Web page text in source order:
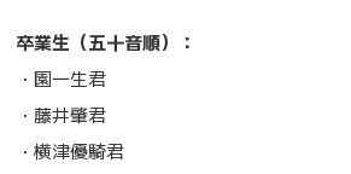
卒業生（五十音順）：
・園一生君
・藤井肇君
・横津優騎君